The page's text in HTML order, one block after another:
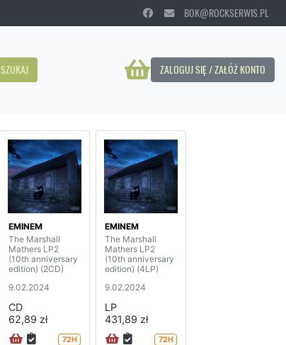
BOK@ROCKSERWIS.PL
ZALOGUJ SIĘ / ZAŁÓŻ KONTO
SZUKAJ
EMINEM
The Marshall
Mathers LP2
(10th anniversary
edition) (2CD)
9.02.2024
CD
62,89 zł
72H
EMINEM
The Marshall
Mathers LP2
(10th anniversary
edition) (4LP)
9.02.2024
LP
431,89 zł
72H